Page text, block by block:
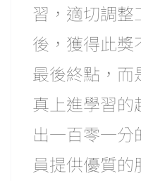
習，適切調整
後，獲得此獎
最後終點，而
真上進學習的
出一百零一
員提供優質的